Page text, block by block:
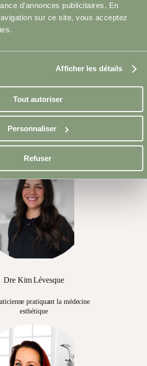
d’annonces publicitaires. En
sur ce site, vous acceptez
Afficher les détails
Tout autoriser
Personnaliser
Refuser
pratiquant la médecine
Dre Kim Lévesque
pratiquant la médecine
esthétique